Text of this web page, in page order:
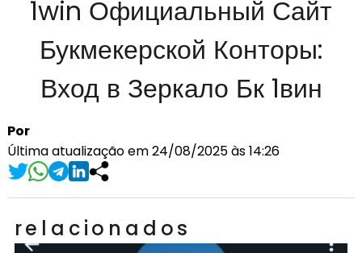
1win Официальный Сайт
Букмекерской Конторы:
Вход в Зеркало Бк 1вин
Por
Última atualização em 24/08/2025 às 14:26
relacionados